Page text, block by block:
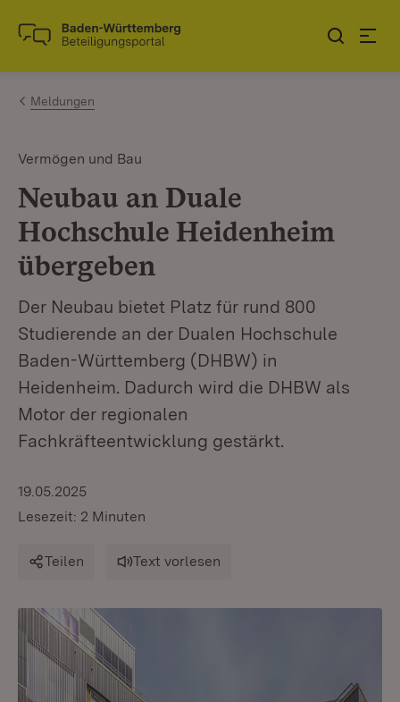
Zum Inhalt springen
Link zur Startseite
Meldungen
Vermögen und Bau
Neubau an Duale
Hochschule Heidenheim
übergeben
Der Neubau bietet Platz für rund 800
Studierende an der Dualen Hochschule
Baden-Württemberg (DHBW) in
Heidenheim. Dadurch wird die DHBW als
Motor der regionalen
Fachkräfteentwicklung gestärkt.
19.05.2025
Lesezeit: 2 Minuten
Teilen Text vorlesen